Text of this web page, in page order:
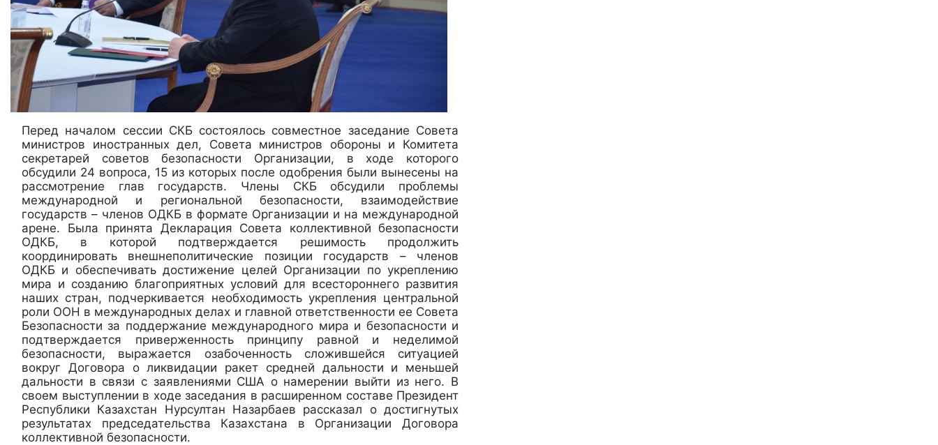
Перед началом сессии СКБ состоялось совместное заседание Совета
министров иностранных дел, Совета министров обороны и Комитета
секретарей советов безопасности Организации, в ходе которого
обсудили 24 вопроса, 15 из которых после одобрения были вынесены на
рассмотрение глав государств. Члены СКБ обсудили проблемы
международной и региональной безопасности, взаимодействие
государств – членов ОДКБ в формате Организации и на международной
арене. Была принята Декларация Совета коллективной безопасности
ОДКБ, в которой подтверждается решимость продолжить
координировать внешнеполитические позиции государств – членов
ОДКБ и обеспечивать достижение целей Организации по укреплению
мира и созданию благоприятных условий для всестороннего развития
наших стран, подчеркивается необходимость укрепления центральной
роли ООН в международных делах и главной ответственности ее Совета
Безопасности за поддержание международного мира и безопасности и
подтверждается приверженность принципу равной и неделимой
безопасности, выражается озабоченность сложившейся ситуацией
вокруг Договора о ликвидации ракет средней дальности и меньшей
дальности в связи с заявлениями США о намерении выйти из него. В
своем выступлении в ходе заседания в расширенном составе Президент
Республики Казахстан Нурсултан Назарбаев рассказал о достигнутых
результатах председательства Казахстана в Организации Договора
коллективной безопасности.